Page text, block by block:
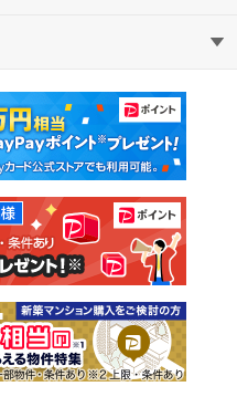
中古マンション
中古一戸建て
土地
教えて！住まいの先生